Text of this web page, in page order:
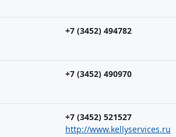
+7 (3452) 494782
+7 (3452) 490970
+7 (3452) 521527
http://www.kellyservices.ru